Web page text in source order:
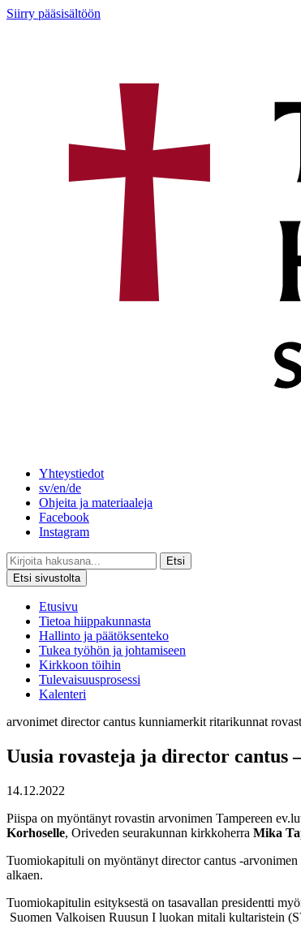
Siirry pääsisältöön
Yhteystiedot
sv/en/de
Ohjeita ja materiaaleja
Facebook
Instagram
Etsi
Etsi sivustolta
Etusivu
Tietoa hiippakunnasta
Hallinto ja päätöksenteko
Tukea työhön ja johtamiseen
Kirkkoon töihin
Tulevaisuusprosessi
Kalenteri
arvonimet director cantus kunniamerkit ritarikunnat
Uusia rovasteja ja director
14.12.2022
Piispa on myöntänyt rovastin arvonimen Tampereen
Korhoselle, Oriveden seurakunnan kirkkoherra Mika
Tuomiokapituli on myöntänyt director cantus -
alkaen.
Tuomiokapitulin esityksestä on tasavallan presidentti
Suomen Valkoisen Ruusun I luokan mitali kultaristein